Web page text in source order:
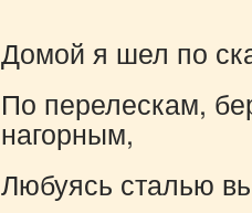
Домой я шел по
По перелескам,
нагорным,
Любуясь сталью